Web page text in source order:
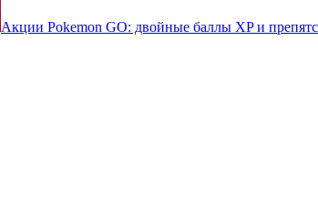
Акции Pokemon GO: двойные баллы XP и